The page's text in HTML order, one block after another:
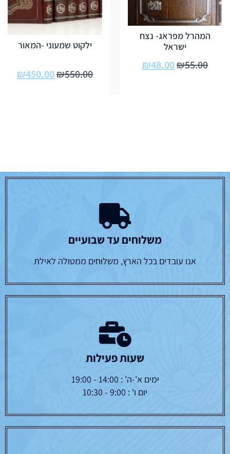
המהרל מפראג- נצח
ישראל
₪55.00
₪48.00
ילקוט שמעוני -המאור
₪550.00
₪450.00
משלוחים עד שבועיים
אנו עובדים בכל הארץ, משלוחים ממטולה לאילת
שעות פעילות
ימים א'-ה' : 14:00 - 19:00
יום ו' : 9:00 - 10:30